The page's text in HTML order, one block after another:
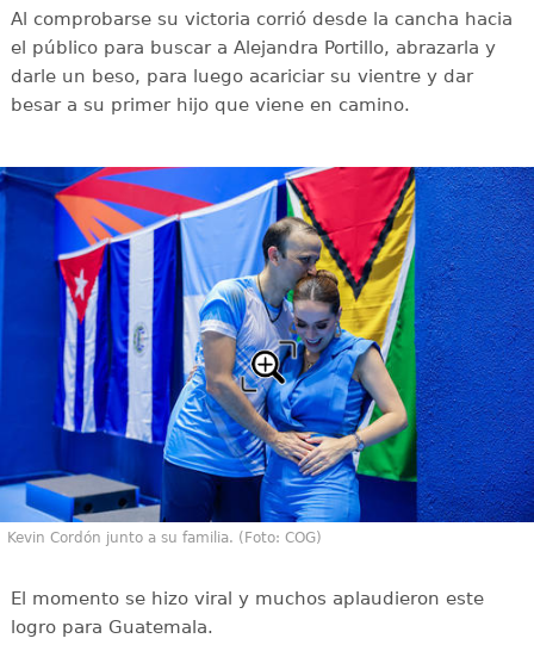
Al comprobarse su victoria corrió desde la cancha hacia
el público para buscar a Alejandra Portillo, abrazarla y
darle un beso, para luego acariciar su vientre y dar
besar a su primer hijo que viene en camino.
Kevin Cordón junto a su familia. (Foto: COG)
El momento se hizo viral y muchos aplaudieron este
logro para Guatemala.